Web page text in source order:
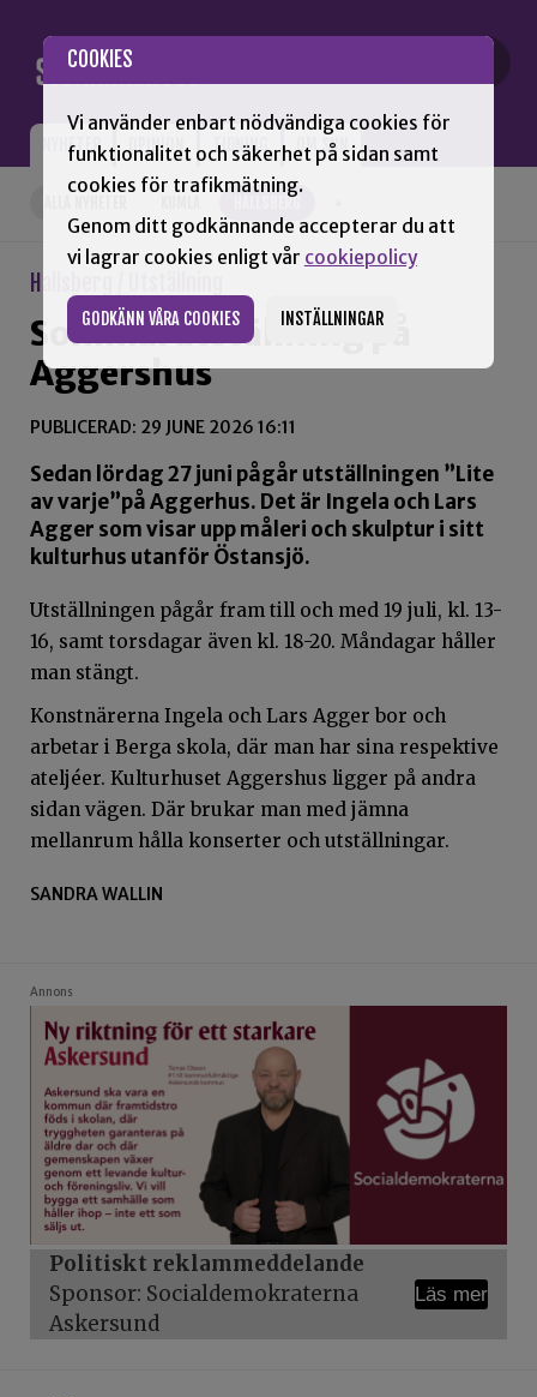
COOKIES
Vi använder enbart nödvändiga cookies för
funktionalitet och säkerhet på sidan samt
cookies för trafikmätning.
Genom ditt godkännande accepterar du att
vi lagrar cookies enligt vår cookiepolicy
GODKÄNN VÅRA COOKIES INSTÄLLNINGAR
NYHETER OPINION TIDNING OM SNN
HALLSBERG
Hallsberg / Utställning
Sommarutställning på
Aggershus
PUBLICERAD: 29 JUNE 2026 16:11
Sedan lördag 27 juni pågår utställningen ”Lite
av varje”på Aggerhus. Det är Ingela och Lars
Agger som visar upp måleri och skulptur i sitt
kulturhus utanför Östansjö.
Utställningen pågår fram till och med 19 juli, kl. 13-
16, samt torsdagar även kl. 18-20. Måndagar håller
man stängt.
Konstnärerna Ingela och Lars Agger bor och
arbetar i Berga skola, där man har sina respektive
ateljéer. Kulturhuset Aggershus ligger på andra
sidan vägen. Där brukar man med jämna
mellanrum hålla konserter och utställningar.
SANDRA WALLIN
Annons
Politiskt reklammeddelande
Sponsor: Socialdemokraterna
Askersund
Läs mer